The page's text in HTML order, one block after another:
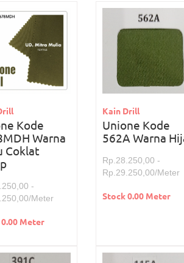
Kode
Warna
Coklat
-
Meter
Meter
Kain Drill
Unione Kode
562A Warna
Rp.28.250,00 -
Rp.29.250,00/Meter
Stock 0.00 Meter